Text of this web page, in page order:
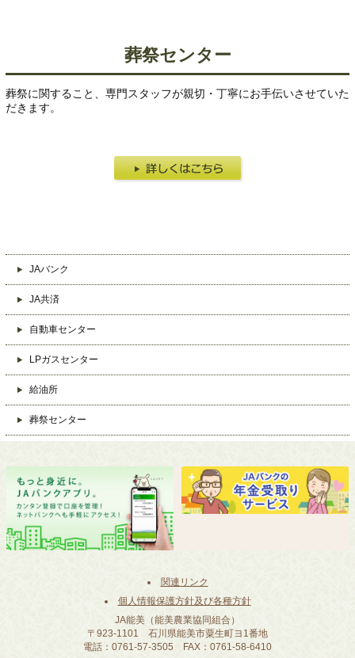
葬祭センター
葬祭に関すること、専門スタッフが親切・丁寧にお手伝いさせていた
だきます。
JAバンク
JA共済
自動車センター
LPガスセンター
給油所
葬祭センター
関連リンク
個人情報保護方針及び各種方針
JA能美（能美農業協同組合）
〒923-1101 石川県能美市粟生町ヨ1番地
電話：0761-57-3505 FAX：0761-58-6410